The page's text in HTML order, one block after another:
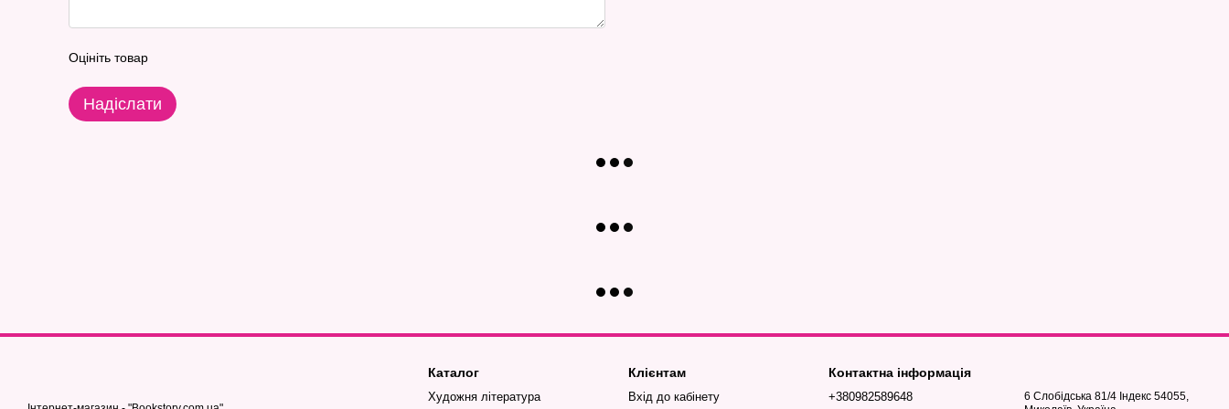
Оцініть товар
Надіслати
Каталог
Художня література
Клієнтам
Вхід до кабінету
Контактна інформація
+380982589648
6 Слобідська 81/4 Індекс 54055,